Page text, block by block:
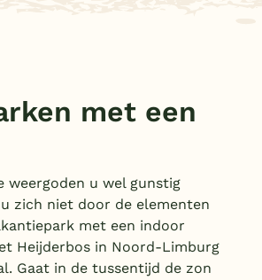
met een
weergoden u wel gunstig
zich niet door de elementen
met een indoor
Heijderbos in Noord-Limburg
Gaat in de tussentijd de zon